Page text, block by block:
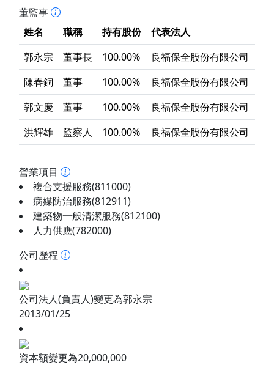
董監事
姓名
職稱 持有股份
代表法人
郭永宗
董事長 100.00%
良福保全股份有限公司
陳春銅
董事 100.00%
良福保全股份有限公司
郭文慶
董事 100.00%
良福保全股份有限公司
洪輝雄
監察人 100.00% 良福保全股份有限公司
營業項目
複合支援服務(811000)
病媒防治服務(812911)
建築物一般清潔服務(812100)
人力供應(782000)
公司歷程
公司法人(負責人)變更為郭永宗
2013/01/25
資本額變更為20,000,000